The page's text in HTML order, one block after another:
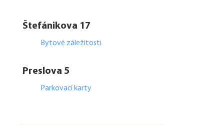
Štefánikova 17
Bytové záležitosti
Preslova 5
Parkovací karty